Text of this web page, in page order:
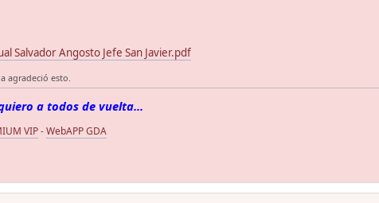
Salvador Angosto Jefe San Javier.pdf
agradeció esto.
a todos de vuelta...
VIP-WebAPP GDA